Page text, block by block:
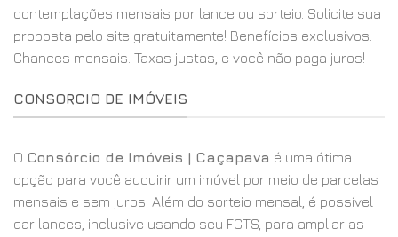
contemplações mensais por lance ou sorteio. Solicite sua
proposta pelo site gratuitamente! Benefícios exclusivos.
Chances mensais. Taxas justas, e você não paga juros!
CONSORCIO DE IMÓVEIS
O Consórcio de Imóveis | Caçapava é uma ótima
opção para você adquirir um imóvel por meio de parcelas
mensais e sem juros. Além do sorteio mensal, é possível
dar lances, inclusive usando seu FGTS, para ampliar as